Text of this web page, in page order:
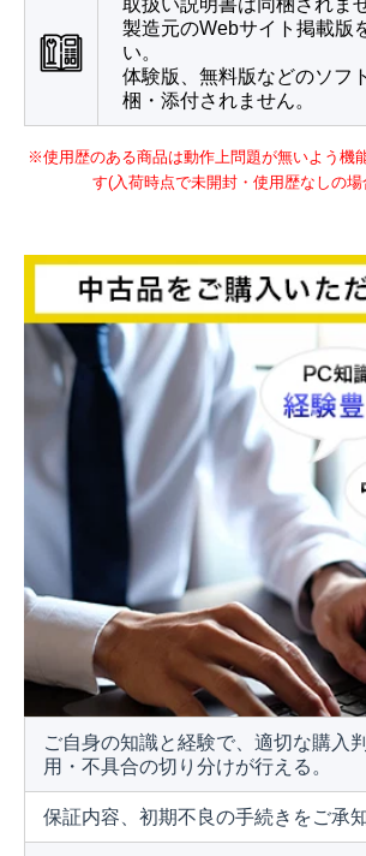
取扱い説明書は同梱されま
製造元のWebサイト掲載版
い。
体験版、無料版などのソフ
梱・添付されません。
※使用歴のある商品は動作上問題が無いよう機
す(入荷時点で未開封・使用歴なしの場
ご自身の知識と経験で、適切な購入
用・不具合の切り分けが行える。
保証内容、初期不良の手続きをご承